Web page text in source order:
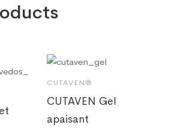
CUTAVEN®
CUTAVEN Gel
apaisant